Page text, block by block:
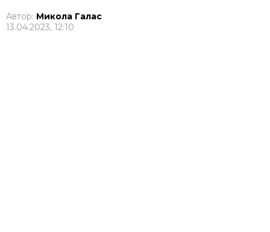
Автор: Микола Галас
13.04.2023, 12:10